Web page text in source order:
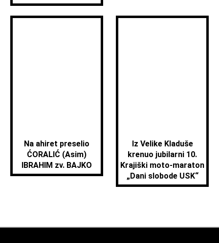
Na ahiret preselio
ĆORALIĆ (Asim)
IBRAHIM zv. BAJKO
Iz Velike Kladuše
krenuo jubilarni 10.
Krajiški moto-maraton
„Dani slobode USK“